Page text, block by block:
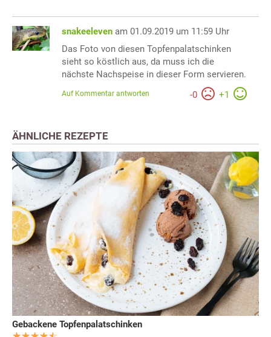
snakeeleven am 01.09.2019 um 11:59 Uhr
Das Foto von diesen Topfenpalatschinken
sieht so köstlich aus, da muss ich die
nächste Nachspeise in dieser Form servieren.
-0 +1
Auf Kommentar antworten
ÄHNLICHE REZEPTE
Gebackene Topfenpalatschinken